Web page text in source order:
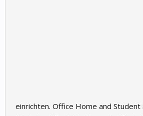
einrichten. Office Home and